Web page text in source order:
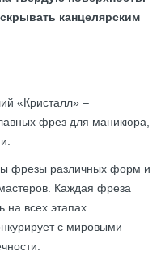
канцелярским
«Кристалл» –
фрез для маникюра,
фрезы различных форм и
Каждая фреза
на всех этапах
с мировыми